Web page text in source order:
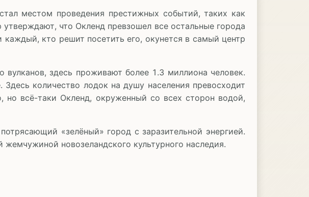
местом проведения престижных событий, таких как
что Окленд превзошел все остальные города
каждый, кто решит посетить его, окунется в самый центр
здесь проживают более 1.3 миллиона человек.
количество лодок на душу населения превосходит
всё-таки Окленд, окруженный со всех сторон водой,
«зелёный» город с заразительной энергией.
новозеландского культурного наследия.